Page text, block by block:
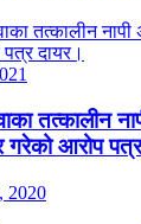
तत्कालीन
गरेको आरोप
2020